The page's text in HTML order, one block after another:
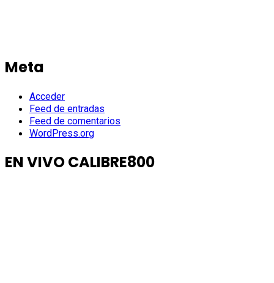
Meta
Acceder
Feed de entradas
Feed de comentarios
WordPress.org
EN VIVO CALIBRE800